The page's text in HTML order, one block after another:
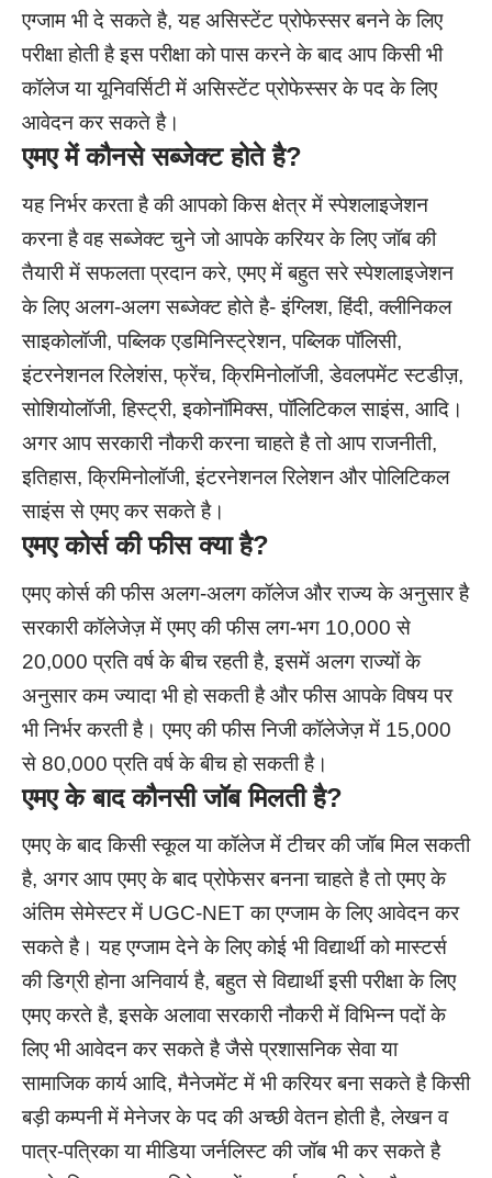
एग्जाम भी दे सकते है, यह असिस्टेंट प्रोफेस्सर बनने के लिए
परीक्षा होती है इस परीक्षा को पास करने के बाद आप किसी भी
कॉलेज या यूनिवर्सिटी में असिस्टेंट प्रोफेस्सर के पद के लिए
आवेदन कर सकते है।
एमए में कौनसे सब्जेक्ट होते है?
यह निर्भर करता है की आपको किस क्षेत्र में स्पेशलाइजेशन
करना है वह सब्जेक्ट चुने जो आपके करियर के लिए जॉब की
तैयारी में सफलता प्रदान करे, एमए में बहुत सरे स्पेशलाइजेशन
के लिए अलग-अलग सब्जेक्ट होते है- इंग्लिश, हिंदी, क्लीनिकल
साइकोलॉजी, पब्लिक एडमिनिस्ट्रेशन, पब्लिक पॉलिसी,
इंटरनेशनल रिलेशंस, फ्रेंच, क्रिमिनोलॉजी, डेवलपमेंट स्टडीज़,
सोशियोलॉजी, हिस्ट्री, इकोनॉमिक्स, पॉलिटिकल साइंस, आदि।
अगर आप सरकारी नौकरी करना चाहते है तो आप राजनीती,
इतिहास, क्रिमिनोलॉजी, इंटरनेशनल रिलेशन और पोलिटिकल
साइंस से एमए कर सकते है।
एमए कोर्स की फीस क्या है?
एमए कोर्स की फीस अलग-अलग कॉलेज और राज्य के अनुसार है
सरकारी कॉलेजेज़ में एमए की फीस लग-भग 10,000 से
20,000 प्रति वर्ष के बीच रहती है, इसमें अलग राज्यों के
अनुसार कम ज्यादा भी हो सकती है और फीस आपके विषय पर
भी निर्भर करती है। एमए की फीस निजी कॉलेजेज़ में 15,000
से 80,000 प्रति वर्ष के बीच हो सकती है।
एमए के बाद कौनसी जॉब मिलती है?
एमए के बाद किसी स्कूल या कॉलेज में टीचर की जॉब मिल सकती
है, अगर आप एमए के बाद प्रोफेसर बनना चाहते है तो एमए के
अंतिम सेमेस्टर में UGC-NET का एग्जाम के लिए आवेदन कर
सकते है। यह एग्जाम देने के लिए कोई भी विद्यार्थी को मास्टर्स
की डिग्री होना अनिवार्य है, बहुत से विद्यार्थी इसी परीक्षा के लिए
एमए करते है, इसके अलावा सरकारी नौकरी में विभिन्न पदों के
लिए भी आवेदन कर सकते है जैसे प्रशासनिक सेवा या
सामाजिक कार्य आदि, मैनेजमेंट में भी करियर बना सकते है किसी
बड़ी कम्पनी में मेनेजर के पद की अच्छी वेतन होती है, लेखन व
पात्र-पत्रिका या मीडिया जर्नलिस्ट की जॉब भी कर सकते है